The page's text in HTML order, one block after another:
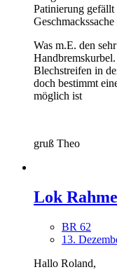
Patinierung
Geschmackssache
Was m.E. den
Blechstreifen in
doch bestimmt
möglich ist
gruß Theo
Lok
BR 62
13.
Hallo Roland,